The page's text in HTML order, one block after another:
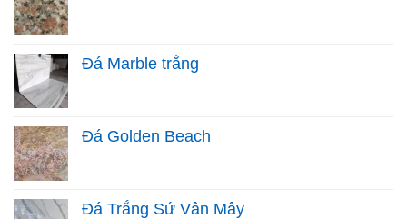
Đá Marble trắng
Đá Golden Beach
Đá Trắng Sứ Vân Mây